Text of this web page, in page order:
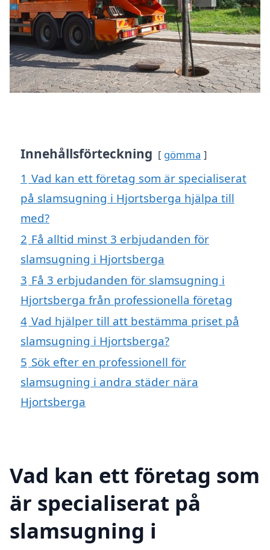
Innehållsförteckning gömma
1 Vad kan ett företag som är specialiserat
på slamsugning i Hjortsberga hjälpa till
med?
2 Få alltid minst 3 erbjudanden för
slamsugning i Hjortsberga
3 Få 3 erbjudanden för slamsugning i
Hjortsberga från professionella företag
4 Vad hjälper till att bestämma priset på
slamsugning i Hjortsberga?
5 Sök efter en professionell för
slamsugning i andra städer nära
Hjortsberga
Vad kan ett företag som
är specialiserat på
slamsugning i